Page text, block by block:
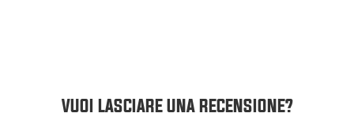
VUOI LASCIARE UNA RECENSIONE?